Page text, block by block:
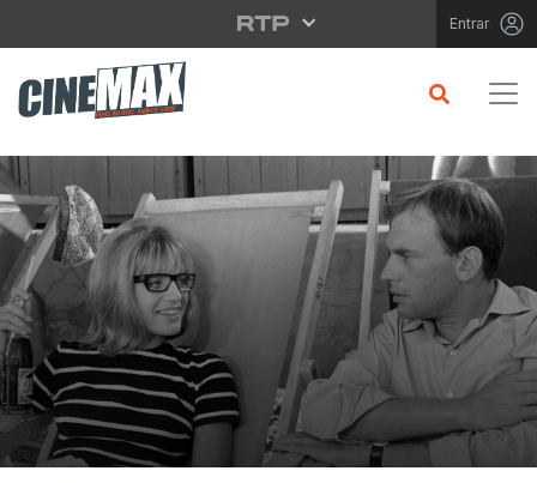
Saltar para o conteúdo principal Entrar